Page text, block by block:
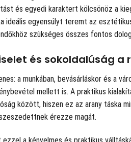
és egyedi karaktert kölcsönöz a
ideális egyensúlyt teremt az
szükséges összes fontos
és sokoldalúság
a munkában, bevásárláskor és a
mellett is. A praktikus
között, hiszen ez az arany táska
érezze magát.